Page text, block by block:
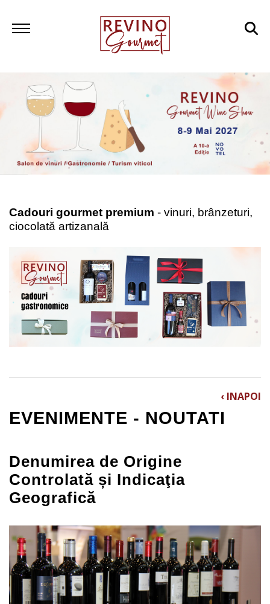
Cadouri gourmet premium - vinuri, brânzeturi,
ciocolată artizanală
EVENIMENTE - NOUTATI
Denumirea de Origine
Controlată și Indicaţia
Geografică
‹ INAPOI